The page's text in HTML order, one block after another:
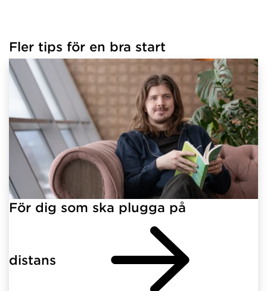
Fler tips för en bra start
För dig som ska plugga på
distans